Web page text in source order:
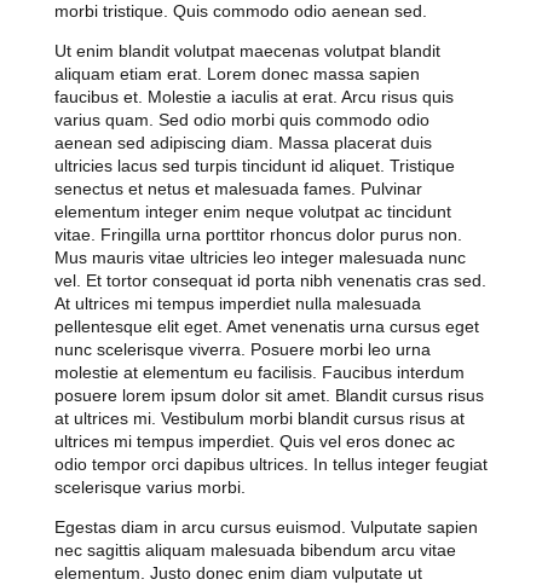
morbi tristique. Quis commodo odio aenean sed.
Ut enim blandit volutpat maecenas volutpat blandit
aliquam etiam erat. Lorem donec massa sapien
faucibus et. Molestie a iaculis at erat. Arcu risus quis
varius quam. Sed odio morbi quis commodo odio
aenean sed adipiscing diam. Massa placerat duis
ultricies lacus sed turpis tincidunt id aliquet. Tristique
senectus et netus et malesuada fames. Pulvinar
elementum integer enim neque volutpat ac tincidunt
vitae. Fringilla urna porttitor rhoncus dolor purus non.
Mus mauris vitae ultricies leo integer malesuada nunc
vel. Et tortor consequat id porta nibh venenatis cras sed.
At ultrices mi tempus imperdiet nulla malesuada
pellentesque elit eget. Amet venenatis urna cursus eget
nunc scelerisque viverra. Posuere morbi leo urna
molestie at elementum eu facilisis. Faucibus interdum
posuere lorem ipsum dolor sit amet. Blandit cursus risus
at ultrices mi. Vestibulum morbi blandit cursus risus at
ultrices mi tempus imperdiet. Quis vel eros donec ac
odio tempor orci dapibus ultrices. In tellus integer feugiat
scelerisque varius morbi.
Egestas diam in arcu cursus euismod. Vulputate sapien
nec sagittis aliquam malesuada bibendum arcu vitae
elementum. Justo donec enim diam vulputate ut